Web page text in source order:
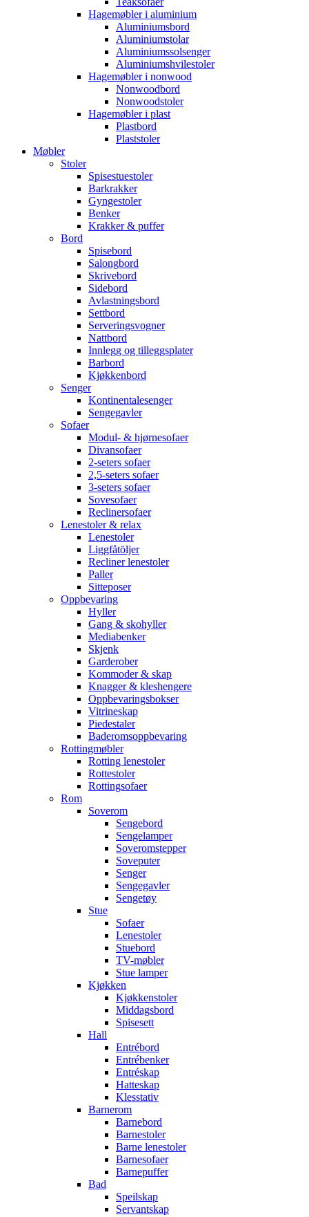
Hagemøbler i aluminium
Aluminiumsbord
Aluminiumstolar
Aluminiumssolsenger
Aluminiumshvilestoler
Hagemøbler i nonwood
Nonwoodbord
Nonwoodstoler
Hagemøbler i plast
Plastbord
Plaststoler
Møbler
Stoler
Spisestuestoler
Barkrakker
Gyngestoler
Benker
Krakker & puffer
Bord
Spisebord
Salongbord
Skrivebord
Sidebord
Avlastningsbord
Settbord
Serveringsvogner
Nattbord
Innlegg og tilleggsplater
Barbord
Kjøkkenbord
Senger
Kontinentalesenger
Sengegavler
Sofaer
Modul- & hjørnesofaer
Divansofaer
2-seters sofaer
2,5-seters sofaer
3-seters sofaer
Sovesofaer
Reclinersofaer
Lenestoler & relax
Lenestoler
Liggfåtöljer
Recliner lenestoler
Paller
Sitteposer
Oppbevaring
Hyller
Gang & skohyller
Mediabenker
Skjenk
Garderober
Kommoder & skap
Knagger & kleshengere
Oppbevaringsbokser
Vitrineskap
Piedestaler
Baderomsoppbevaring
Rottingmøbler
Rotting lenestoler
Rottestoler
Rottingsofaer
Rom
Soverom
Sengebord
Sengelamper
Soveromstepper
Soveputer
Senger
Sengegavler
Sengetøy
Stue
Sofaer
Lenestoler
Stuebord
TV-møbler
Stue lamper
Kjøkken
Kjøkkenstoler
Middagsbord
Spisesett
Hall
Entrébord
Entrébenker
Entréskap
Hatteskap
Klesstativ
Barnerom
Barnebord
Barnestoler
Barne lenestoler
Barnesofaer
Barnepuffer
Bad
Speilskap
Servantskap